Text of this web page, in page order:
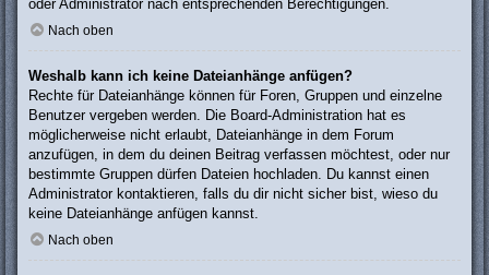
oder Administrator nach entsprechenden Berechtigungen.
Nach oben
Weshalb kann ich keine Dateianhänge anfügen?
Rechte für Dateianhänge können für Foren, Gruppen und einzelne
Benutzer vergeben werden. Die Board-Administration hat es
möglicherweise nicht erlaubt, Dateianhänge in dem Forum
anzufügen, in dem du deinen Beitrag verfassen möchtest, oder nur
bestimmte Gruppen dürfen Dateien hochladen. Du kannst einen
Administrator kontaktieren, falls du dir nicht sicher bist, wieso du
keine Dateianhänge anfügen kannst.
Nach oben